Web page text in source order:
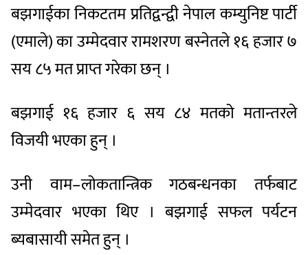
बझगाईका निकटतम प्रतिद्वन्द्वी नेपाल कम्युनिष्ट पार्टी
(एमाले) का उम्मेदवार रामशरण बस्नेतले १६ हजार ७
सय ८५ मत प्राप्त गरेका छन् ।
बझगाई १६ हजार ६ सय ८४ मतको मतान्तरले
विजयी भएका हुन् ।
उनी वाम–लोकतान्त्रिक गठबन्धनका तर्फबाट
उम्मेदवार भएका थिए । बझगाई सफल पर्यटन
ब्यबासायी समेत हुन् ।